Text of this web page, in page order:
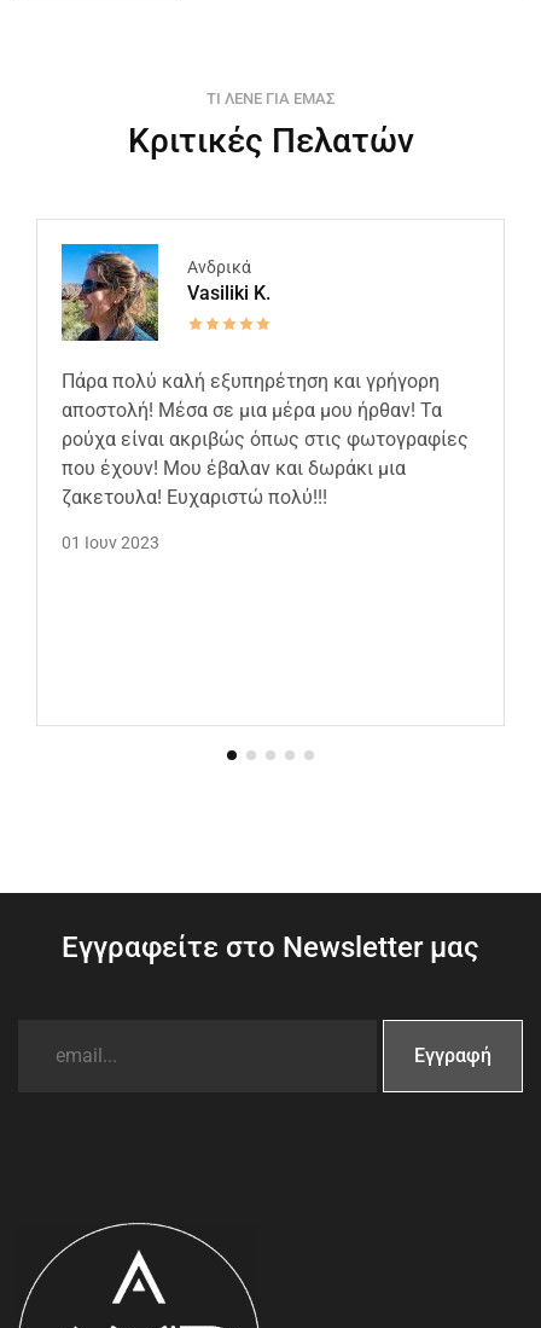
ΤΙ ΛΕΝΕ ΓΙΑ ΕΜΑΣ
Κριτικές Πελατών
Ανδρικά
Vasiliki K.
Πάρα πολύ καλή εξυπηρέτηση και γρήγορη
αποστολή! Μέσα σε μια μέρα μου ήρθαν! Τα
ρούχα είναι ακριβώς όπως στις φωτογραφίες
που έχουν! Μου έβαλαν και δωράκι μια
ζακετουλα! Ευχαριστώ πολύ!!!
01 Ιουν 2023
Εγγραφείτε στο Newsletter μας